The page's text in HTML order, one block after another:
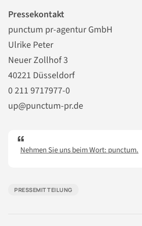
Pressekontakt
punctum pr-agentur GmbH
Ulrike Peter
Neuer Zollhof 3
40221 Düsseldorf
0 211 9717977-0
up@punctum-pr.de
Nehmen Sie uns beim Wort: punctum.
PRESSEMITTEILUNG